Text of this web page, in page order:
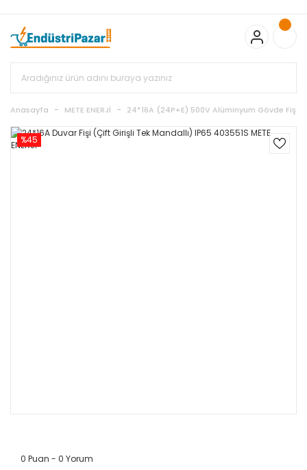
Bayonet J Tip Termokupul Ürünlerinde 50 Adet Alımlarda
Sepette Ekstra %5 İskonto...
50.000,00TL ve Üzeri EMKO Ürünleri
Alışverişlerinizde Sepette %5 EK İNDİRİM...
%15 İskonto... 50.000,00TL ve Üzeri GEMO Ürünleri
Alışverişlerinizde Sepette %3 EK İNDİRİM...
Standart Bayonet J Tip Termokupul Ürünlerinde 100 Adet
Anasayfa METE ENERJİ 24*16A (24P+E) 500V Alüminyum Gövde Fiş &
%45
0 Puan - 0 Yorum